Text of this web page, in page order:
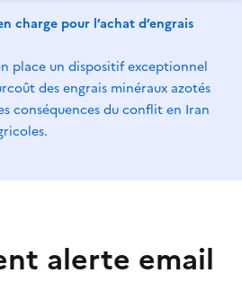
charge pour l’achat d’engrais
place un dispositif exceptionnel
des engrais minéraux azotés
conséquences du conflit en Iran
alerte email